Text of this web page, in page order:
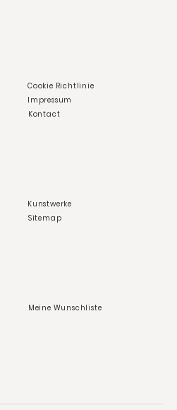
Cookie Richtlinie
Impressum
Kontact
Kunstwerke
Sitemap
Meine Wunschliste